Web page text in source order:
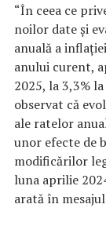
“În ceea ce
noilor date şi
anuală a
anului curent,
2025, la 3,3%
observat că
ale ratelor
unor efecte de
modificărilor
luna aprilie
arată în